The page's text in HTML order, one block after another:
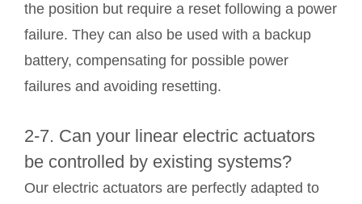
the position but require a reset following a power
failure. They can also be used with a backup
battery, compensating for possible power
failures and avoiding resetting.
2-7. Can your linear electric actuators
be controlled by existing systems?
Our electric actuators are perfectly adapted to